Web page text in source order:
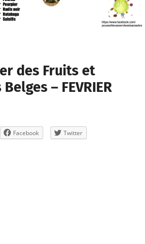
des Fruits et
– FEVRIER
Facebook
Twitter